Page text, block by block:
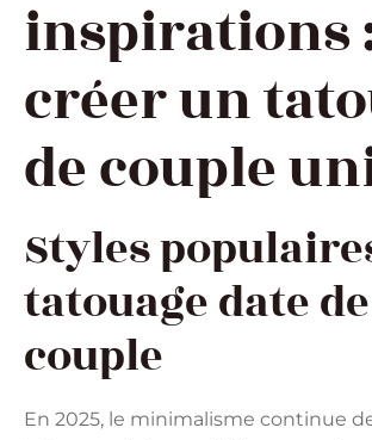
inspirations
créer un
de couple
Styles
tatouage date de
couple
En 2025, le minimalisme continue